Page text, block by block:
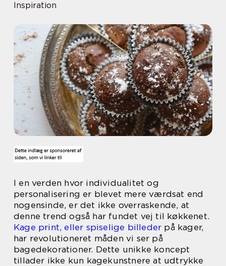
Inspiration
I en verden hvor individualitet og
personalisering er blevet mere værdsat end
nogensinde, er det ikke overraskende, at
denne trend også har fundet vej til køkkenet.
Kage print, eller spiselige billeder på kager,
har revolutioneret måden vi ser på
bagedekorationer. Dette unikke koncept
tillader ikke kun kagekunstnere at udtrykke